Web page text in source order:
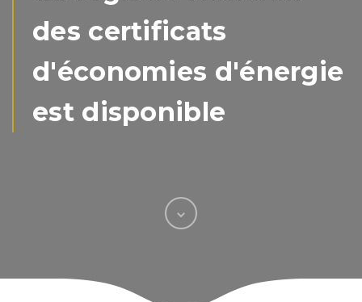
des certificats
d'économies d'énergie
est disponible